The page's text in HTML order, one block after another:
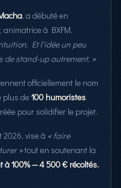
, a débuté en
à BXFM,
Et l'idée un peu
de stand-up autrement. »
officiellement le nom
plus de100 humoristes.
pour solidifier le projet.
2026, vise à « faire
»tout en soutenant la
à 100% — 4 500 € récoltés.